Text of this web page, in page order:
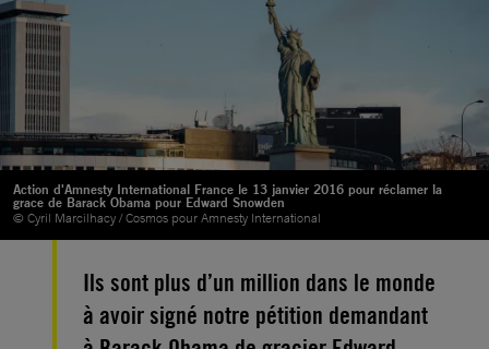
Action d'Amnesty International France le 13 janvier 2016 pour réclamer la
grace de Barack Obama pour Edward Snowden
© Cyril Marcilhacy / Cosmos pour Amnesty International
Ils sont plus d’un million dans le monde
à avoir signé notre pétition demandant